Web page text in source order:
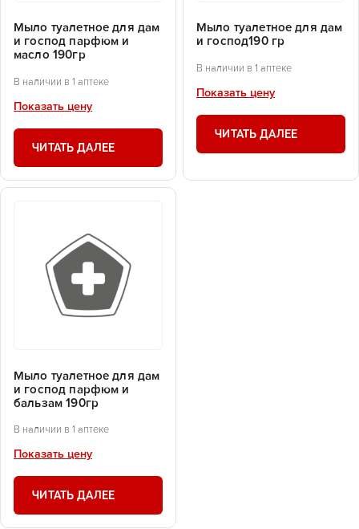
Мыло туалетное для дам
и господ парфюм и
масло 190гр
В наличии в 1 аптеке
Показать цену
ЧИТАТЬ ДАЛЕЕ
Мыло туалетное для дам
и господ190 гр
В наличии в 1 аптеке
Показать цену
ЧИТАТЬ ДАЛЕЕ
Мыло туалетное для дам
и господ парфюм и
бальзам 190гр
В наличии в 1 аптеке
Показать цену
ЧИТАТЬ ДАЛЕЕ